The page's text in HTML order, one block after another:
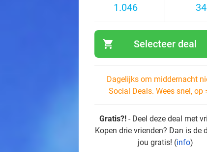
1.046
shopping_cart Selecteer deal
Dagelijks om middernacht
Social Deals. Wees snel, op
Gratis?! - Deel deze deal met
Kopen drie vrienden? Dan is de
jou gratis! (info)